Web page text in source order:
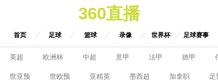
360直播
首页 足球 篮球 录像 世界杯 足球赛事
英超 欧洲杯 中超 意甲 法甲 德甲
世亚预 世欧预 亚精英 墨西超 加拿职 足